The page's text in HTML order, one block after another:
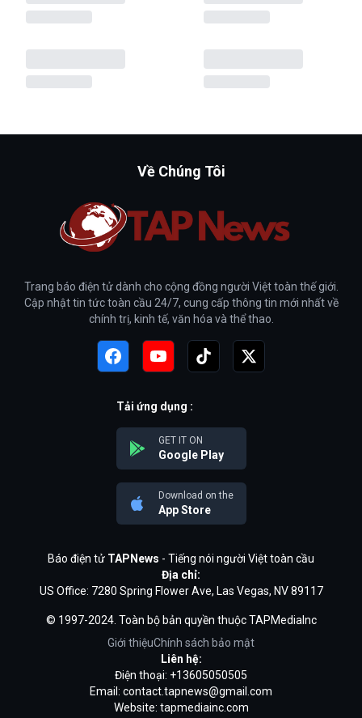
Về Chúng Tôi
Trang báo điện tử dành cho cộng đồng người Việt toàn thế giới.
Cập nhật tin tức toàn cầu 24/7, cung cấp thông tin mới nhất về
chính trị, kinh tế, văn hóa và thể thao.
Tải ứng dụng :
GET IT ON
Google Play
Download on the
App Store
Báo điện tử TAPNews - Tiếng nói người Việt toàn cầu
Địa chỉ:
US Office: 7280 Spring Flower Ave, Las Vegas, NV 89117
© 1997-2024. Toàn bộ bản quyền thuộc TAPMediaInc
Giới thiệuChính sách bảo mật
Liên hệ:
Điện thoại: +13605050505
Email: contact.tapnews@gmail.com
Website: tapmediainc.com